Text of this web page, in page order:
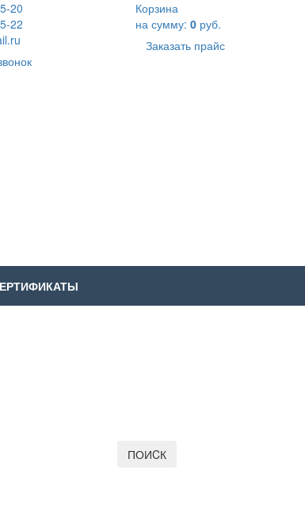
20
22
Корзина
на сумму: 0 руб.
Заказать прайс
ПОИCК